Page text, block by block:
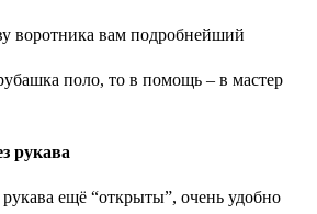
воротника вам подробнейший
поло, то в помощь – в мастер
рукава
ещё “открыты”, очень удобно